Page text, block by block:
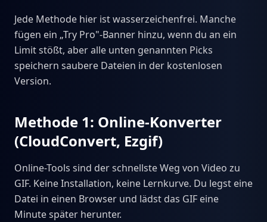
Jede Methode hier ist wasserzeichenfrei. Manche
fügen ein „Try Pro"-Banner hinzu, wenn du an ein
Limit stößt, aber alle unten genannten Picks
speichern saubere Dateien in der kostenlosen
Version.
Methode 1: Online-Konverter
(CloudConvert, Ezgif)
Online-Tools sind der schnellste Weg von Video zu
GIF. Keine Installation, keine Lernkurve. Du legst eine
Datei in einen Browser und lädst das GIF eine
Minute später herunter.